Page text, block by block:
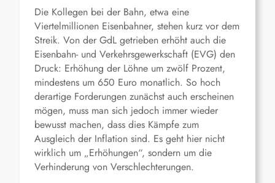
Die Kollegen bei der Bahn, etwa eine
Viertelmillionen Eisenbahner, stehen kurz vor dem
Streik. Von der GdL getrieben erhöht auch die
Eisenbahn- und Verkehrsgewerkschaft (EVG) den
Druck: Erhöhung der Löhne um zwölf Prozent,
mindestens um 650 Euro monatlich. So hoch
derartige Forderungen zunächst auch erscheinen
mögen, muss man sich jedoch immer wieder
bewusst machen, dass dies Kämpfe zum
Ausgleich der Inflation sind. Es geht hier nicht
wirklich um „Erhöhungen“, sondern um die
Verhinderung von Verschlechterungen.